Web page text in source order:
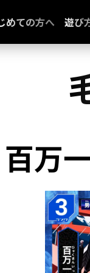
めての方へ 遊び
百万